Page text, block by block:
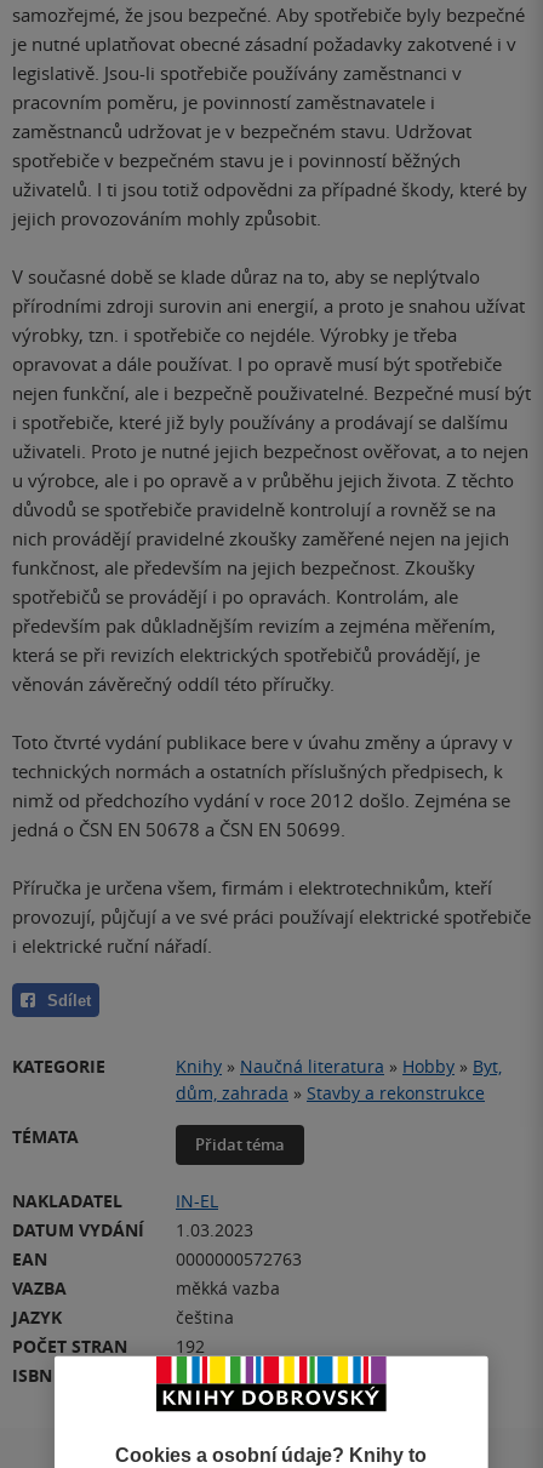
samozřejmé, že jsou bezpečné. Aby spotřebiče byly bezpečné
je nutné uplatňovat obecné zásadní požadavky zakotvené i v
legislativě. Jsou-li spotřebiče používány zaměstnanci v
pracovním poměru, je povinností zaměstnavatele i
zaměstnanců udržovat je v bezpečném stavu. Udržovat
spotřebiče v bezpečném stavu je i povinností běžných
uživatelů. I ti jsou totiž odpovědni za případné škody, které by
jejich provozováním mohly způsobit.
V současné době se klade důraz na to, aby se neplýtvalo
přírodními zdroji surovin ani energií, a proto je snahou užívat
výrobky, tzn. i spotřebiče co nejdéle. Výrobky je třeba
opravovat a dále používat. I po opravě musí být spotřebiče
nejen funkční, ale i bezpečně použivatelné. Bezpečné musí být
i spotřebiče, které již byly používány a prodávají se dalšímu
uživateli. Proto je nutné jejich bezpečnost ověřovat, a to nejen
u výrobce, ale i po opravě a v průběhu jejich života. Z těchto
důvodů se spotřebiče pravidelně kontrolují a rovněž se na
nich provádějí pravidelné zkoušky zaměřené nejen na jejich
funkčnost, ale především na jejich bezpečnost. Zkoušky
spotřebičů se provádějí i po opravách. Kontrolám, ale
především pak důkladnějším revizím a zejména měřením,
která se při revizích elektrických spotřebičů provádějí, je
věnován závěrečný oddíl této příručky.
Toto čtvrté vydání publikace bere v úvahu změny a úpravy v
technických normách a ostatních příslušných předpisech, k
nimž od předchozího vydání v roce 2012 došlo. Zejména se
jedná o ČSN EN 50678 a ČSN EN 50699.
Příručka je určena všem, firmám i elektrotechnikům, kteří
provozují, půjčují a ve své práci používají elektrické spotřebiče
i elektrické ruční nářadí.
Sdílet
KATEGORIE Knihy » Naučná literatura » Hobby » Byt,
dům, zahrada » Stavby a rekonstrukce
TÉMATA
Přidat téma
NAKLADATEL
IN-EL
DATUM VYDÁNÍ
1.03.2023
EAN
0000000572763
VAZBA
měkká vazba
JAZYK
čeština
POČET STRAN
192
ISBN
Cookies a osobní údaje? Knihy to